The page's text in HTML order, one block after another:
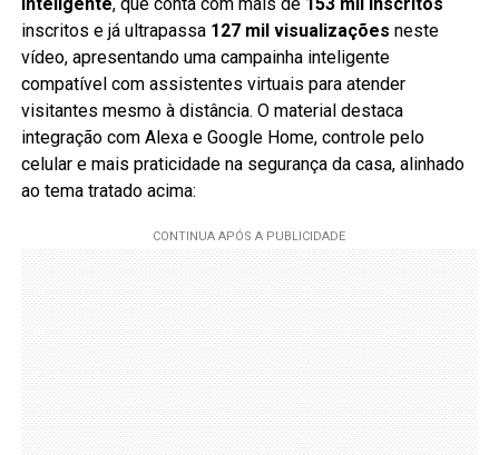
inscritos e já ultrapassa 127 mil visualizações neste
vídeo, apresentando uma campainha inteligente
compatível com assistentes virtuais para atender
visitantes mesmo à distância. O material destaca
integração com Alexa e Google Home, controle pelo
celular e mais praticidade na segurança da casa, alinhado
ao tema tratado acima: